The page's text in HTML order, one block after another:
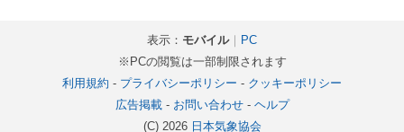
表示： モバイル｜ PC
※PCの閲覧は一部制限されます
利用規約 - プライバシーポリシー - クッキーポリシー
広告掲載- お問い合わせ- ヘルプ
(C) 2026 日本気象協会